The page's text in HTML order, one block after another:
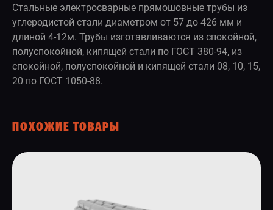
Стальные электросварные прямошовные трубы из
углеродистой стали диаметром от 57 до 426 мм и
длиной 4-12м. Трубы изготавливаются из спокойной,
полуспокойной, кипящей стали по ГОСТ 380-94, из
спокойной, полуспокойной и кипящей стали 08, 10, 15,
20 по ГОСТ 1050-88.
ПОХОЖИЕ ТОВАРЫ